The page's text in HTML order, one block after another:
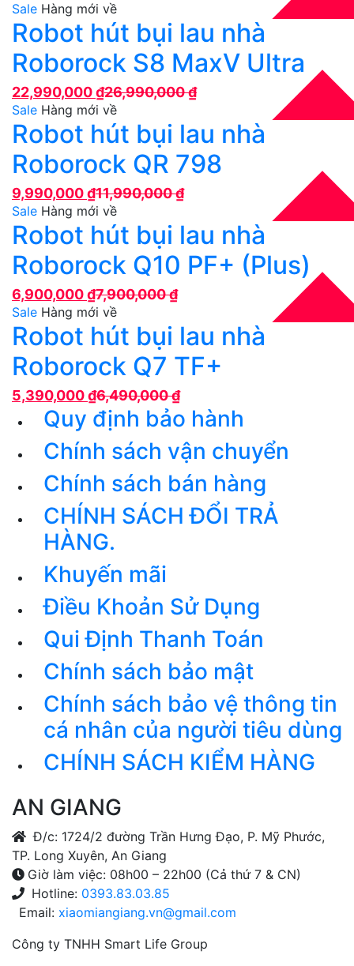
Sale Hàng mới về
Robot hút bụi lau nhà
Roborock S8 MaxV Ultra
22,990,000₫26,990,000₫
Sale Hàng mới về
Robot hút bụi lau nhà
Roborock QR 798
9,990,000₫11,990,000₫
Sale Hàng mới về
Robot hút bụi lau nhà
Roborock Q10 PF+ (Plus)
6,900,000₫7,900,000₫
Sale Hàng mới về
Robot hút bụi lau nhà
Roborock Q7 TF+
5,390,000₫6,490,000₫
Quy định bảo hành
Chính sách vận chuyển
Chính sách bán hàng
CHÍNH SÁCH ĐỔI TRẢ
HÀNG.
Khuyến mãi
Điều Khoản Sử Dụng
Qui Định Thanh Toán
Chính sách bảo mật
Chính sách bảo vệ thông tin
cá nhân của người tiêu dùng
CHÍNH SÁCH KIỂM HÀNG
AN GIANG
Đ/c: 1724/2 đường Trần Hưng Đạo, P. Mỹ Phước,
TP. Long Xuyên, An Giang
Giờ làm việc: 08h00 – 22h00 (Cả thứ 7 & CN)
Hotline: 0393.83.03.85
Email: xiaomiangiang.vn@gmail.com
Công ty TNHH Smart Life Group